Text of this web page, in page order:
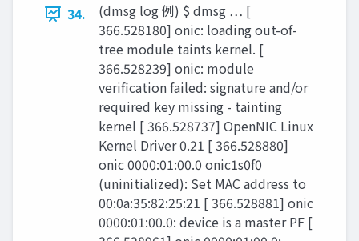
34.
(dmsg log 例) $ dmsg … [
366.528180] onic: loading out-of-
tree module taints kernel. [
366.528239] onic: module
veriﬁcation failed: signature and/or
required key missing - tainting
kernel [ 366.528737] OpenNIC Linux
Kernel Driver 0.21 [ 366.528880]
onic 0000:01:00.0 onic1s0f0
(uninitialized): Set MAC address to
00:0a:35:82:25:21 [ 366.528881] onic
0000:01:00.0: device is a master PF [